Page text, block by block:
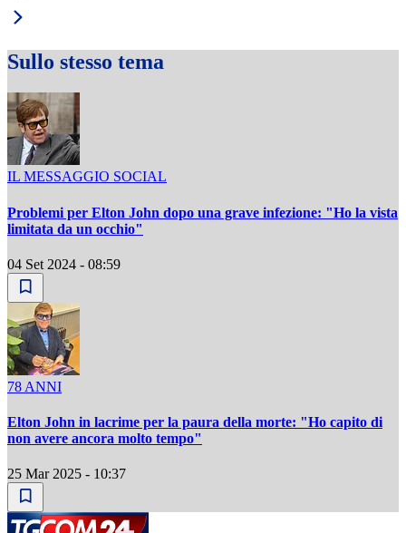
Sullo stesso tema
IL MESSAGGIO SOCIAL
Problemi per Elton John dopo una grave infezione: "Ho la vista
limitata da un occhio"
04 Set 2024 - 08:59
78 ANNI
Elton John in lacrime per la paura della morte: "Ho capito di
non avere ancora molto tempo"
25 Mar 2025 - 10:37